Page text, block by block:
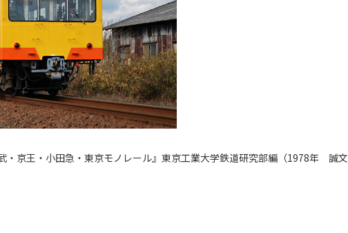
京王・小田急・東京モノレール』東京工業大学鉄道研究部編（1978年 誠文